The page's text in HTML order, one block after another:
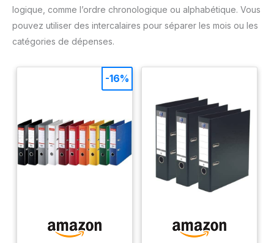
logique, comme l’ordre chronologique ou alphabétique. Vous
pouvez utiliser des intercalaires pour séparer les mois ou les
catégories de dépenses.
-16%